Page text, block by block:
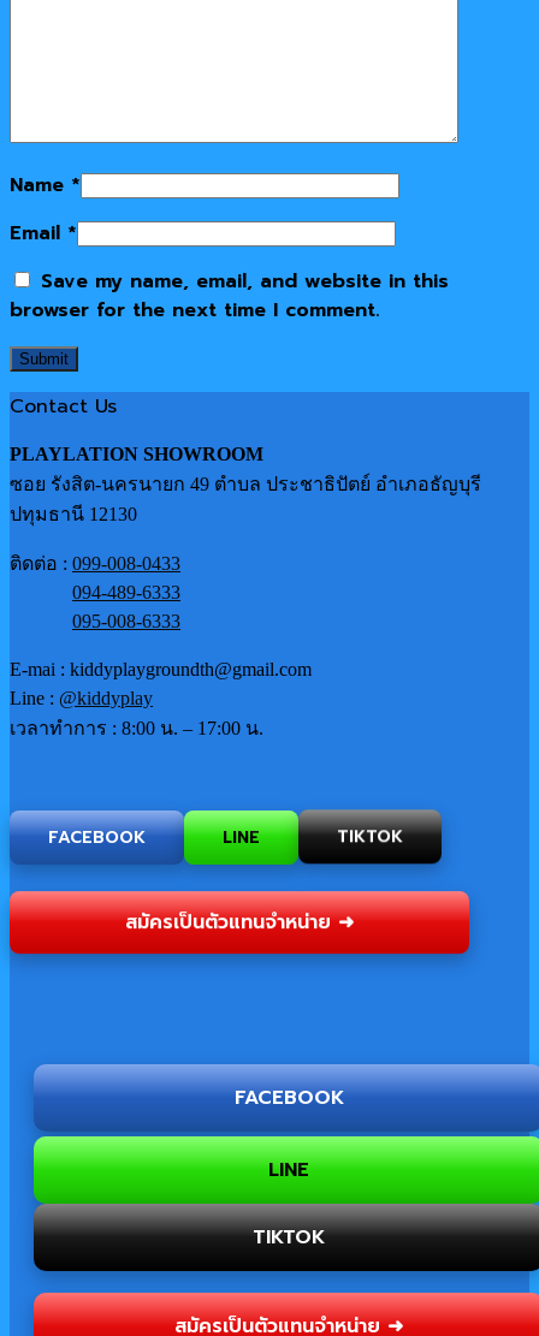
Name *
Email *
Save my name, email, and website in this
browser for the next time I comment.
Contact Us
PLAYLATION SHOWROOM
ซอย รังสิต-นครนายก 49 ตำบล ประชาธิปัตย์ อำเภอธัญบุรี
ปทุมธานี 12130
ติดต่อ : 099-008-0433
094-489-6333
095-008-6333
E-mai : kiddyplaygroundth@gmail.com
Line : @kiddyplay
เวลาทำการ : 8:00 น. – 17:00 น.
FACEBOOK LINE TIKTOK
สมัครเป็นตัวแทนจำหน่าย ➜
FACEBOOK
LINE
TIKTOK
สมัครเป็นตัวแทนจำหน่าย ➜